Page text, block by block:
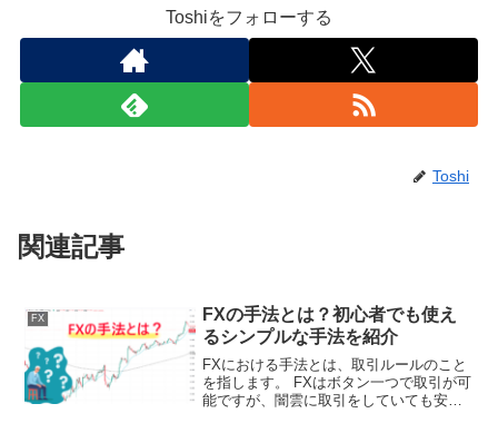
Toshiをフォローする
Toshi
関連記事
FX
FXの手法とは？初心者でも使え
るシンプルな手法を紹介
FXにおける手法とは、取引ルールのこと
を指します。 FXはボタン一つで取引が可
能ですが、闇雲に取引をしていても安定